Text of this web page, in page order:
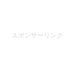
スポンサーリンク